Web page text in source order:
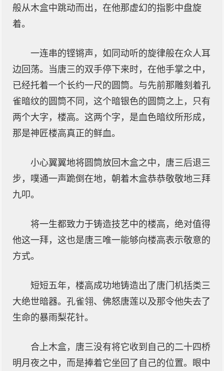
般从木盒中跳动而出，在他那虚幻的指影中盘旋
着。
一连串的铿锵声，如同动听的旋律般在众人耳
边回荡。当唐三的双手停下来时，在他手掌之中，
已经托着一个长约一尺的圆筒。与先前那雕刻着孔
雀暗纹的圆筒不同，这个暗银色的圆筒之上，只有
两个大字，楼高。这两个字，是血色暗纹所形成，
那是神匠楼高真正的鲜血。
小心翼翼地将圆筒放回木盒之中，唐三后退三
步，噗通一声跪倒在地，朝着木盒恭恭敬敬地三拜
九叩。
将一生都致力于铸造技艺中的楼高，绝对值得
他这一拜，这也是唐三唯一能够向楼高表示敬意的
方式。
短短五年，楼高成功地铸造出了唐门机括类三
大绝世暗器。孔雀翎、佛怒唐莲以及那令他失去了
生命的暴雨梨花针。
合上木盒，唐三没有将它收到自己的二十四桥
明月夜之中，而是捧着它坐回了自己的位置。眼中